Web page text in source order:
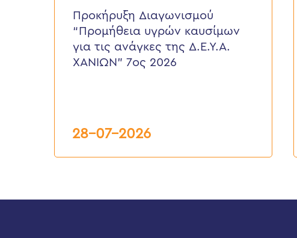
υγρών
καυσίμων
ανάγκες
Προκήρυξη Διαγωνισμού
“Προμήθεια υγρών καυσίμων
για τις ανάγκες της Δ.Ε.Υ.Α.
ΧΑΝΙΩΝ” 7ος 2026
28-07-2026